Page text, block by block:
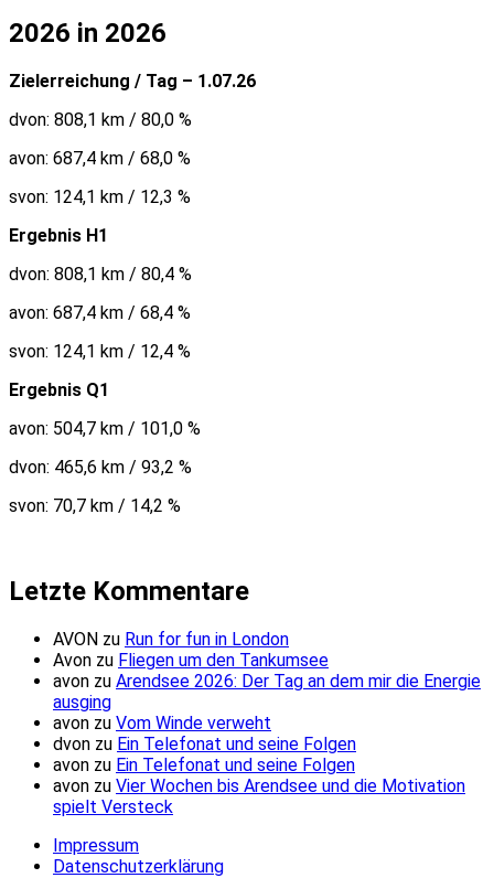
2026 in 2026
Zielerreichung / Tag – 1.07.26
dvon: 808,1 km / 80,0 %
avon: 687,4 km / 68,0 %
svon: 124,1 km / 12,3 %
Ergebnis H1
dvon: 808,1 km / 80,4 %
avon: 687,4 km / 68,4 %
svon: 124,1 km / 12,4 %
Ergebnis Q1
avon: 504,7 km / 101,0 %
dvon: 465,6 km / 93,2 %
svon: 70,7 km / 14,2 %
Letzte Kommentare
AVON zu Run for fun in London
Avon zu Fliegen um den Tankumsee
avon zu Arendsee 2026: Der Tag an dem mir die Energie
ausging
avon zu Vom Winde verweht
dvon zu Ein Telefonat und seine Folgen
avon zu Ein Telefonat und seine Folgen
avon zu Vier Wochen bis Arendsee und die Motivation
spielt Versteck
Impressum
Datenschutzerklärung